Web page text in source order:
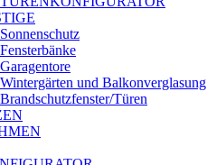
Sonnenschutz
Fensterbänke
Garagentore
Wintergärten und Balkonverglasung
Brandschutzfenster/Türen